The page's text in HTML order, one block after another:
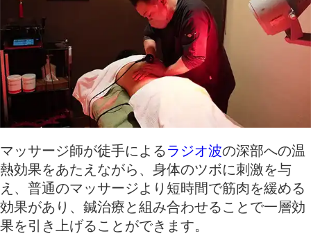
マッサージ師が徒手によるラジオ波の深部への温
熱効果をあたえながら、身体のツボに刺激を与
え、普通のマッサージより短時間で筋肉を緩める
効果があり、鍼治療と組み合わせることで一層効
果を引き上げることができます。